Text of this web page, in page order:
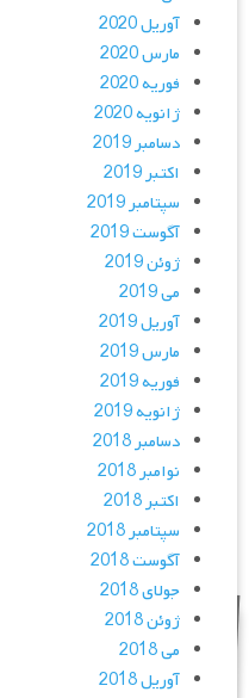
آوریل 2020
مارس 2020
فوریه 2020
ژانویه 2020
دسامبر 2019
اکتبر 2019
سپتامبر 2019
آگوست 2019
ژوئن 2019
می 2019
آوریل 2019
مارس 2019
فوریه 2019
ژانویه 2019
دسامبر 2018
نوامبر 2018
اکتبر 2018
سپتامبر 2018
آگوست 2018
جولای 2018
ژوئن 2018
می 2018
آوریل 2018